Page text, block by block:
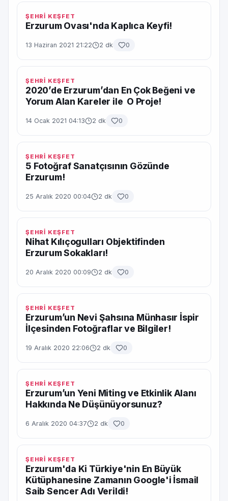
ŞEHRİ KEŞFET
Erzurum Ovası'nda Kaplıca Keyfi!
13 Haziran 2021 21:22 2 dk 0
ŞEHRİ KEŞFET
2020’de Erzurum’dan En Çok Beğeni ve
Yorum Alan Kareler ile O Proje!
14 Ocak 2021 04:13 2 dk 0
ŞEHRİ KEŞFET
5 Fotoğraf Sanatçısının Gözünde
Erzurum!
25 Aralık 2020 00:04 2 dk 0
ŞEHRİ KEŞFET
Nihat Kılıçogulları Objektifinden
Erzurum Sokakları!
20 Aralık 2020 00:09 2 dk 0
ŞEHRİ KEŞFET
Erzurum’un Nevi Şahsına Münhasır İspir
İlçesinden Fotoğraflar ve Bilgiler!
19 Aralık 2020 22:06 2 dk 0
ŞEHRİ KEŞFET
Erzurum’un Yeni Miting ve Etkinlik Alanı
Hakkında Ne Düşünüyorsunuz?
6 Aralık 2020 04:37 2 dk 0
ŞEHRİ KEŞFET
Erzurum'da Ki Türkiye'nin En Büyük
Kütüphanesine Zamanın Google'i İsmail
Saib Sencer Adı Verildi!